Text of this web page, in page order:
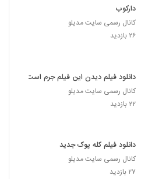
فیلم سینمایی مجردها
ایرانی لاک قرمز
فیلم سینمایی در کمال خونسردی
فیلم ناردون
دارکوب
کانال رسمی سایت مدیلو
۲۶ بازدید
دانلود فیلم دیدن این فیلم جرم است
کانال رسمی سایت مدیلو
۲۲ بازدید
دانلود فیلم کله پوک جدید
کانال رسمی سایت مدیلو
۲۷ بازدید